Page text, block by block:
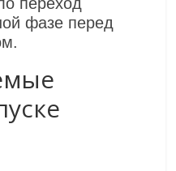
фазе перед